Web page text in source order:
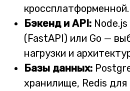
кроссплатформенной.
Бэкенд и API:
(FastAPI) или Go —
нагрузки и
Базы данных:
хранилище, Redis